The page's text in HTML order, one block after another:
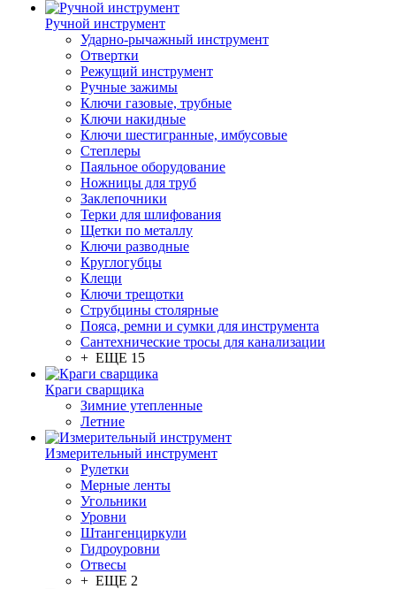
Ручной инструмент
Ударно-рычажный инструмент
Отвертки
Режущий инструмент
Ручные зажимы
Ключи газовые, трубные
Ключи накидные
Ключи шестигранные, имбусовые
Степлеры
Паяльное оборудование
Ножницы для труб
Заклепочники
Терки для шлифования
Щетки по металлу
Ключи разводные
Круглогубцы
Клещи
Ключи трещотки
Струбцины столярные
Пояса, ремни и сумки для инструмента
Сантехнические тросы для канализации
+ ЕЩЕ 15
Краги сварщика
Зимние утепленные
Летние
Измерительный инструмент
Рулетки
Мерные ленты
Угольники
Уровни
Штангенциркули
Гидроуровни
Отвесы
+ ЕЩЕ 2